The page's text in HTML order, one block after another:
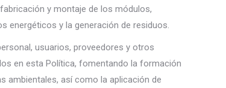
y montaje de los módulos,
energéticos y la generación de residuos.
usuarios, proveedores y otros
en esta Política, fomentando la formación
ambientales, así como la aplicación de